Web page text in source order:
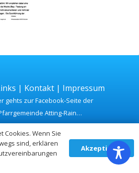
| Kontakt| Impressum
gehts zur Facebook-Seite der
Atting-Rain…
am 26. Juli 2026
Cookies. Wenn Sie
sind, erklären
Akzeptieren